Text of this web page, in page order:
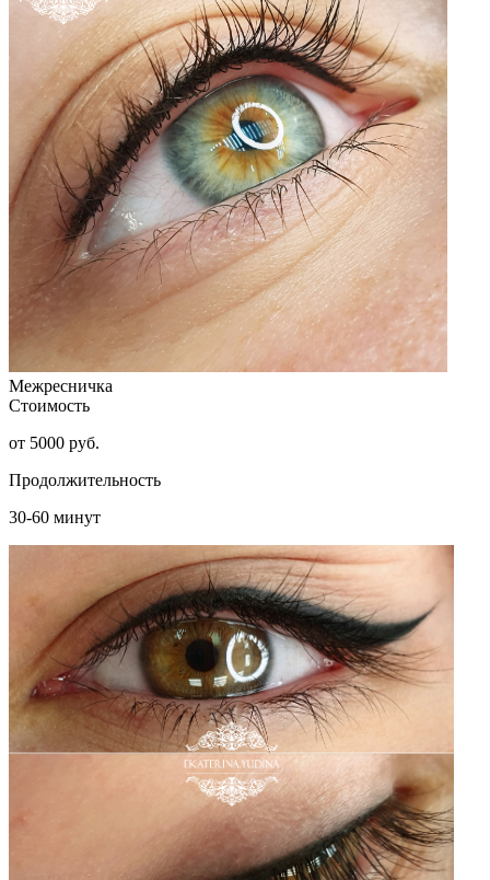
Межресничка
Стоимость
от 5000 руб.
Продолжительность
30-60 минут